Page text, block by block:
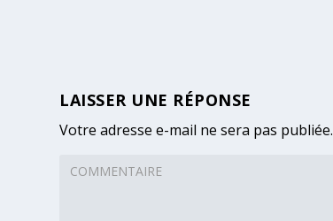
LAISSER UNE RÉPONSE
Votre adresse e-mail ne sera pas publiée.